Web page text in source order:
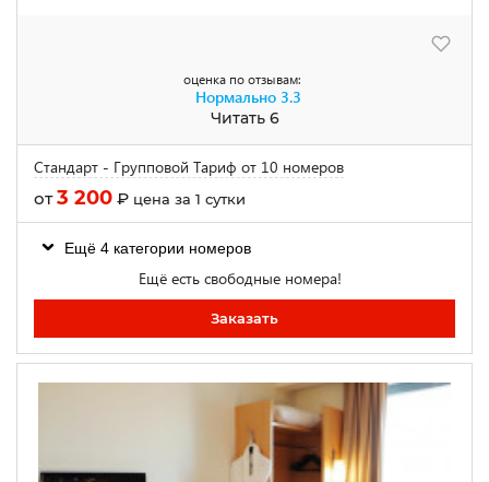
оценка по отзывам:
Нормально 3.3
Читать 6
Стандарт - Групповой Тариф от 10 номеров
от3 200 ₽ цена за 1 сутки
Ещё 4 категории номеров
Ещё есть свободные номера!
Заказать